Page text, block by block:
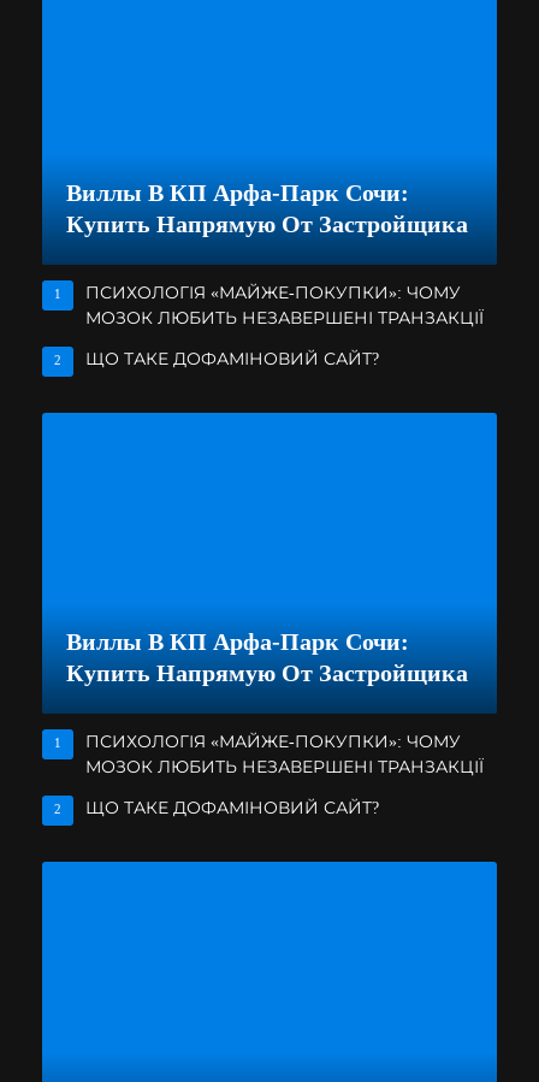
Виллы В КП Арфа-Парк Сочи:
Купить Напрямую От Застройщика
1
ПСИХОЛОГІЯ «МАЙЖЕ-ПОКУПКИ»: ЧОМУ
МОЗОК ЛЮБИТЬ НЕЗАВЕРШЕНІ ТРАНЗАКЦІЇ
2 ЩО ТАКЕ ДОФАМІНОВИЙ САЙТ?
Виллы В КП Арфа-Парк Сочи:
Купить Напрямую От Застройщика
1
ПСИХОЛОГІЯ «МАЙЖЕ-ПОКУПКИ»: ЧОМУ
МОЗОК ЛЮБИТЬ НЕЗАВЕРШЕНІ ТРАНЗАКЦІЇ
2 ЩО ТАКЕ ДОФАМІНОВИЙ САЙТ?